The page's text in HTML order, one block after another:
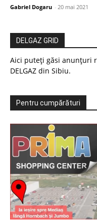
Gabriel Dogaru - 20 mai 2021
DELGAZ GRID
Aici puteți găsi anunțuri
DELGAZ din Sibiu.
Pentru cumpărături